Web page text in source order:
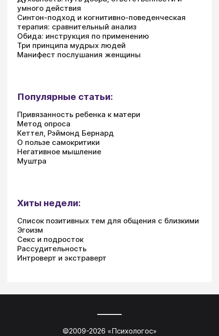
умного действия
Синтон-подход и когнитивно-поведенческая
терапия: сравнительный анализ
Обида: инструкция по применению
Три принципа мудрых людей
Манифест послушания женщины
Популярные статьи:
Привязанность ребенка к матери
Метод опроса
Кеттел, Рэймонд Бернард
О пользе самокритики
Негативное мышление
Муштра
Хиты недели:
Список позитивных тем для общения с близкими
Эгоизм
Секс и подросток
Рассудительность
Интроверт и экстраверт
©2009-2026 «Психологос»